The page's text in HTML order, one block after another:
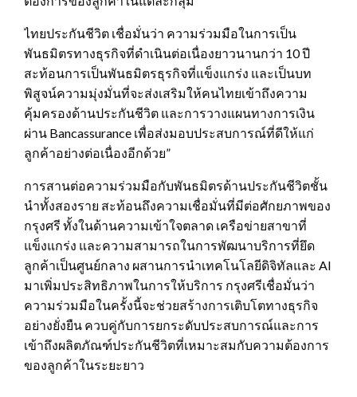
ไทยประกันชีวิต เชื่อมั่นว่า ความร่วมมือในการเป็น
พันธมิตรทางธุรกิจที่ดำเนินต่อเนื่องยาวนานกว่า 10 ปี
สะท้อนการเป็นพันธมิตรธุรกิจที่แข็งแกร่ง และเป็นบท
พิสูจน์ความมุ่งมั่นที่จะส่งเสริมให้คนไทยเข้าถึงความ
คุ้มครองด้านประกันชีวิต และการวางแผนทางการเงิน
ผ่าน Bancassurance เพื่อส่งมอบประสบการณ์ที่ดีให้แก่
ลูกค้าอย่างต่อเนื่องอีกด้วย”
การสานต่อความร่วมมือกับพันธมิตรด้านประกันชีวิตชั้น
นำทั้งสองราย สะท้อนถึงความเชื่อมั่นที่มีต่อศักยภาพของ
กรุงศรี ทั้งในด้านความเข้าใจตลาด เครือข่ายสาขาที่
แข็งแกร่ง และความสามารถในการพัฒนาบริการที่ยึด
ลูกค้าเป็นศูนย์กลาง ผสานการนำเทคโนโลยีดิจิทัลและ AI
มาเพิ่มประสิทธิภาพในการให้บริการ กรุงศรีเชื่อมั่นว่า
ความร่วมมือในครั้งนี้จะช่วยสร้างการเติบโตทางธุรกิจ
อย่างยั่งยืน ควบคู่กับการยกระดับประสบการณ์และการ
เข้าถึงผลิตภัณฑ์ประกันชีวิตที่เหมาะสมกับความต้องการ
ของลูกค้าในระยะยาว